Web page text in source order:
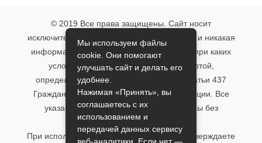
© 2019 Все права защищены. Сайт носит
исключительно информационный характер и никакая
информация, опубликованная на нём, ни при каких
условиях не является публичной офертой,
определяемой положениями пункта 2 статьи 437
Гражданского кодекса Российской Федерации. Все
указанные условия могут быть изменены без
предварительного уведомления.
При использовании данного сайта, вы подтверждаете
Мы используем файлы
cookie. Они помогают
улучшать сайт и делать его
удобнее.
Нажимая «Принять», вы
соглашаетесь с их
использованием и
передачей данных сервису